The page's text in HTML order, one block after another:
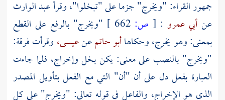
جمهور القراء: "ويخرج" جزما على "تبخلوا"، وقرأعبد الوارث
عنأبي عمرو :
[ ص:
"ويخرج" بالرفع على القطع
بمعنى: وهو يخرج، وحكاهاأبو حاتمعنعيسى، وقرأت فرقة:
"ويخرج" بالنصب على معنى: يكن بخل وإخراج، فلما جاءت
العبارة بفعل دل على أن "أن" التي مع الفعل بتأويل المصدر
الذي هو الإخراج، والفاعل في قوله تعالى: "ويخرج" على كل